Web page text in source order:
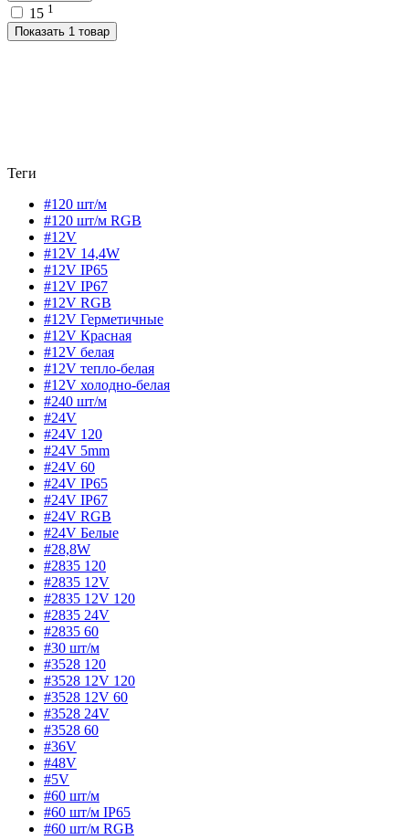
15 1
Показать 1 товар
Теги
#120 шт/м
#120 шт/м RGB
#12V
#12V 14,4W
#12V IP65
#12V IP67
#12V RGB
#12V Герметичные
#12V Красная
#12V белая
#12V тепло-белая
#12V холодно-белая
#240 шт/м
#24V
#24V 120
#24V 5mm
#24V 60
#24V IP65
#24V IP67
#24V RGB
#24V Белые
#28,8W
#2835 120
#2835 12V
#2835 12V 120
#2835 24V
#2835 60
#30 шт/м
#3528 120
#3528 12V 120
#3528 12V 60
#3528 24V
#3528 60
#36V
#48V
#5V
#60 шт/м
#60 шт/м IP65
#60 шт/м RGB